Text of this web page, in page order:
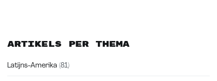
Artikels per thema
Latijns-Amerika (81)